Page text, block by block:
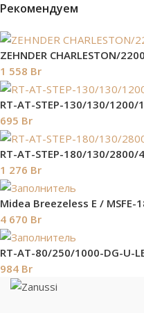
Рекомендуем
ZEHNDER CHARLESTON/
1 558 Br
RT-AT-STEP-130/130/1200/
695 Br
RT-AT-STEP-180/130/2800/
1 276 Br
Midea Breezeless E / MSFE-
4 670 Br
RT-AT-80/250/1000-DG-U-
984 Br